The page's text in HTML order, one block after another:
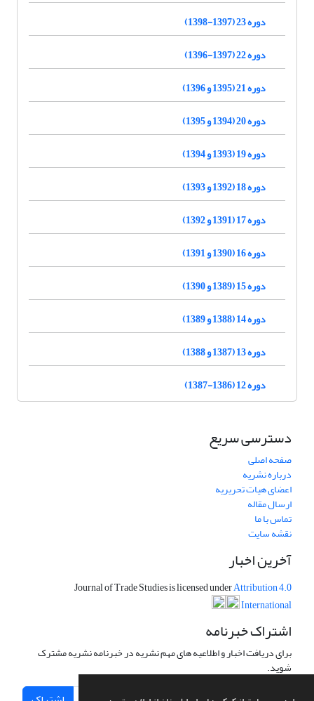
دوره 23 (1397-1398)
دوره 22 (1397-1396)
دوره 21 (1395 و 1396)
دوره 20 (1394 و 1395)
دوره 19 (1393 و 1394)
دوره 18 (1392 و 1393)
دوره 17 (1391 و 1392)
دوره 16 (1390 و 1391)
دوره 15 (1389 و 1390)
دوره 14 (1388 و 1389)
دوره 13 (1387 و 1388)
دوره 12 (1386-1387)
دسترسی سریع
صفحه اصلی
درباره نشریه
اعضای هیات تحریریه
ارسال مقاله
تماس با ما
نقشه سایت
آخرین اخبار
Journal of Trade Studies is licensed underAttribution 4.0
International
اشتراک خبرنامه
برای دریافت اخبار و اطلاعیه های مهم نشریه در خبرنامه نشریه مشترک
شوید.